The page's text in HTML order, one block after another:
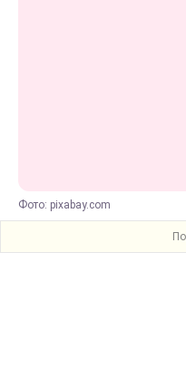
Фото: pixabay.com